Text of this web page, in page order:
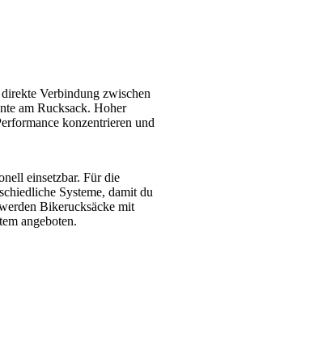
Verbindung zwischen
am Rucksack. Hoher
konzentrieren und
einsetzbar. Für die
Systeme, damit du
Bikerucksäcke mit
angeboten.